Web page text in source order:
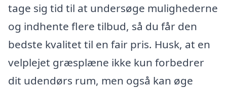
tage sig tid til at undersøge mulighederne
og indhente flere tilbud, så du får den
bedste kvalitet til en fair pris. Husk, at en
velplejet græsplæne ikke kun forbedrer
dit udendørs rum, men også kan øge